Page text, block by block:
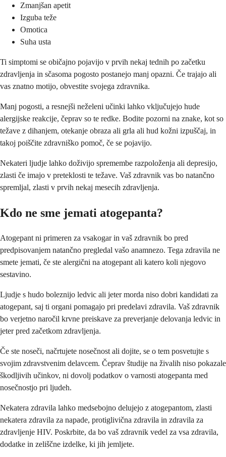
Zmanjšan apetit
Izguba teže
Omotica
Suha usta
Ti simptomi se običajno pojavijo v prvih nekaj tednih po začetku
zdravljenja in sčasoma pogosto postanejo manj opazni. Če trajajo ali
vas znatno motijo, obvestite svojega zdravnika.
Manj pogosti, a resnejši neželeni učinki lahko vključujejo hude
alergijske reakcije, čeprav so te redke. Bodite pozorni na znake, kot so
težave z dihanjem, otekanje obraza ali grla ali hud kožni izpuščaj, in
takoj poiščite zdravniško pomoč, če se pojavijo.
Nekateri ljudje lahko doživijo spremembe razpoloženja ali depresijo,
zlasti če imajo v preteklosti te težave. Vaš zdravnik vas bo natančno
spremljal, zlasti v prvih nekaj mesecih zdravljenja.
Kdo ne sme jemati atogepanta?
Atogepant ni primeren za vsakogar in vaš zdravnik bo pred
predpisovanjem natančno pregledal vašo anamnezo. Tega zdravila ne
smete jemati, če ste alergični na atogepant ali katero koli njegovo
sestavino.
Ljudje s hudo boleznijo ledvic ali jeter morda niso dobri kandidati za
atogepant, saj ti organi pomagajo pri predelavi zdravila. Vaš zdravnik
bo verjetno naročil krvne preiskave za preverjanje delovanja ledvic in
jeter pred začetkom zdravljenja.
Če ste noseči, načrtujete nosečnost ali dojite, se o tem posvetujte s
svojim zdravstvenim delavcem. Čeprav študije na živalih niso pokazale
škodljivih učinkov, ni dovolj podatkov o varnosti atogepanta med
nosečnostjo pri ljudeh.
Nekatera zdravila lahko medsebojno delujejo z atogepantom, zlasti
nekatera zdravila za napade, protiglivična zdravila in zdravila za
zdravljenje HIV. Poskrbite, da bo vaš zdravnik vedel za vsa zdravila,
dodatke in zeliščne izdelke, ki jih jemljete.